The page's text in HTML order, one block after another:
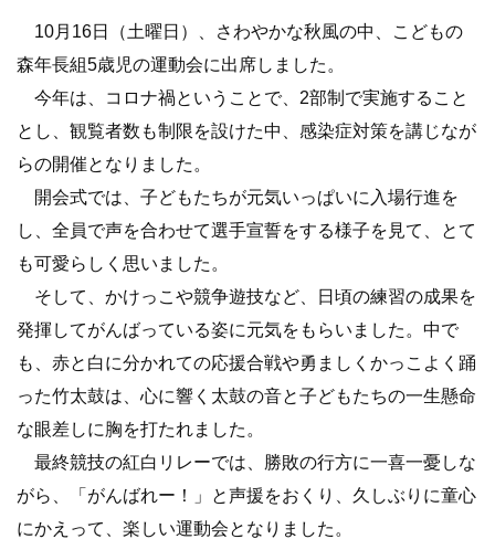
10月16日（土曜日）、さわやかな秋風の中、こどもの
森年長組5歳児の運動会に出席しました。
今年は、コロナ禍ということで、2部制で実施すること
とし、観覧者数も制限を設けた中、感染症対策を講じなが
らの開催となりました。
開会式では、子どもたちが元気いっぱいに入場行進を
し、全員で声を合わせて選手宣誓をする様子を見て、とて
も可愛らしく思いました。
そして、かけっこや競争遊技など、日頃の練習の成果を
発揮してがんばっている姿に元気をもらいました。中で
も、赤と白に分かれての応援合戦や勇ましくかっこよく踊
った竹太鼓は、心に響く太鼓の音と子どもたちの一生懸命
な眼差しに胸を打たれました。
最終競技の紅白リレーでは、勝敗の行方に一喜一憂しな
がら、「がんばれー！」と声援をおくり、久しぶりに童心
にかえって、楽しい運動会となりました。